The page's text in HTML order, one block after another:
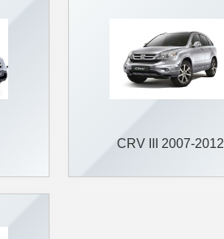
CRV III 2007-2012